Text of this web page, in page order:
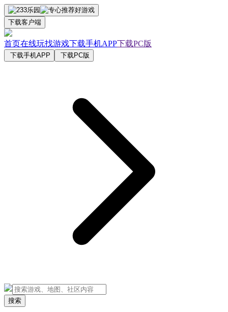
下载客户端
首页在线玩找游戏下载手机APP下载PC版
下载手机APP 下载PC版
搜索